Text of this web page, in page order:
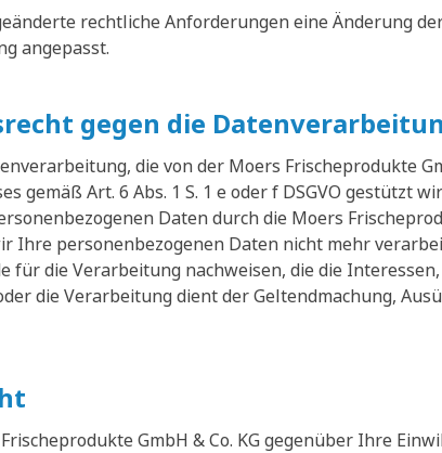
rechtliche Anforderungen eine Änderung
angepasst.
gegen die
die von der Moers Frischeprodukte
gemäß Art. 6 Abs. 1 S. 1 e oder f DSGVO gestützt
Daten durch die Moers
Ihre personenbezogenen Daten nicht mehr
für die Verarbeitung nachweisen, die die
die Verarbeitung dient der Geltendmachung,
GmbH & Co. KG gegenüber Ihre